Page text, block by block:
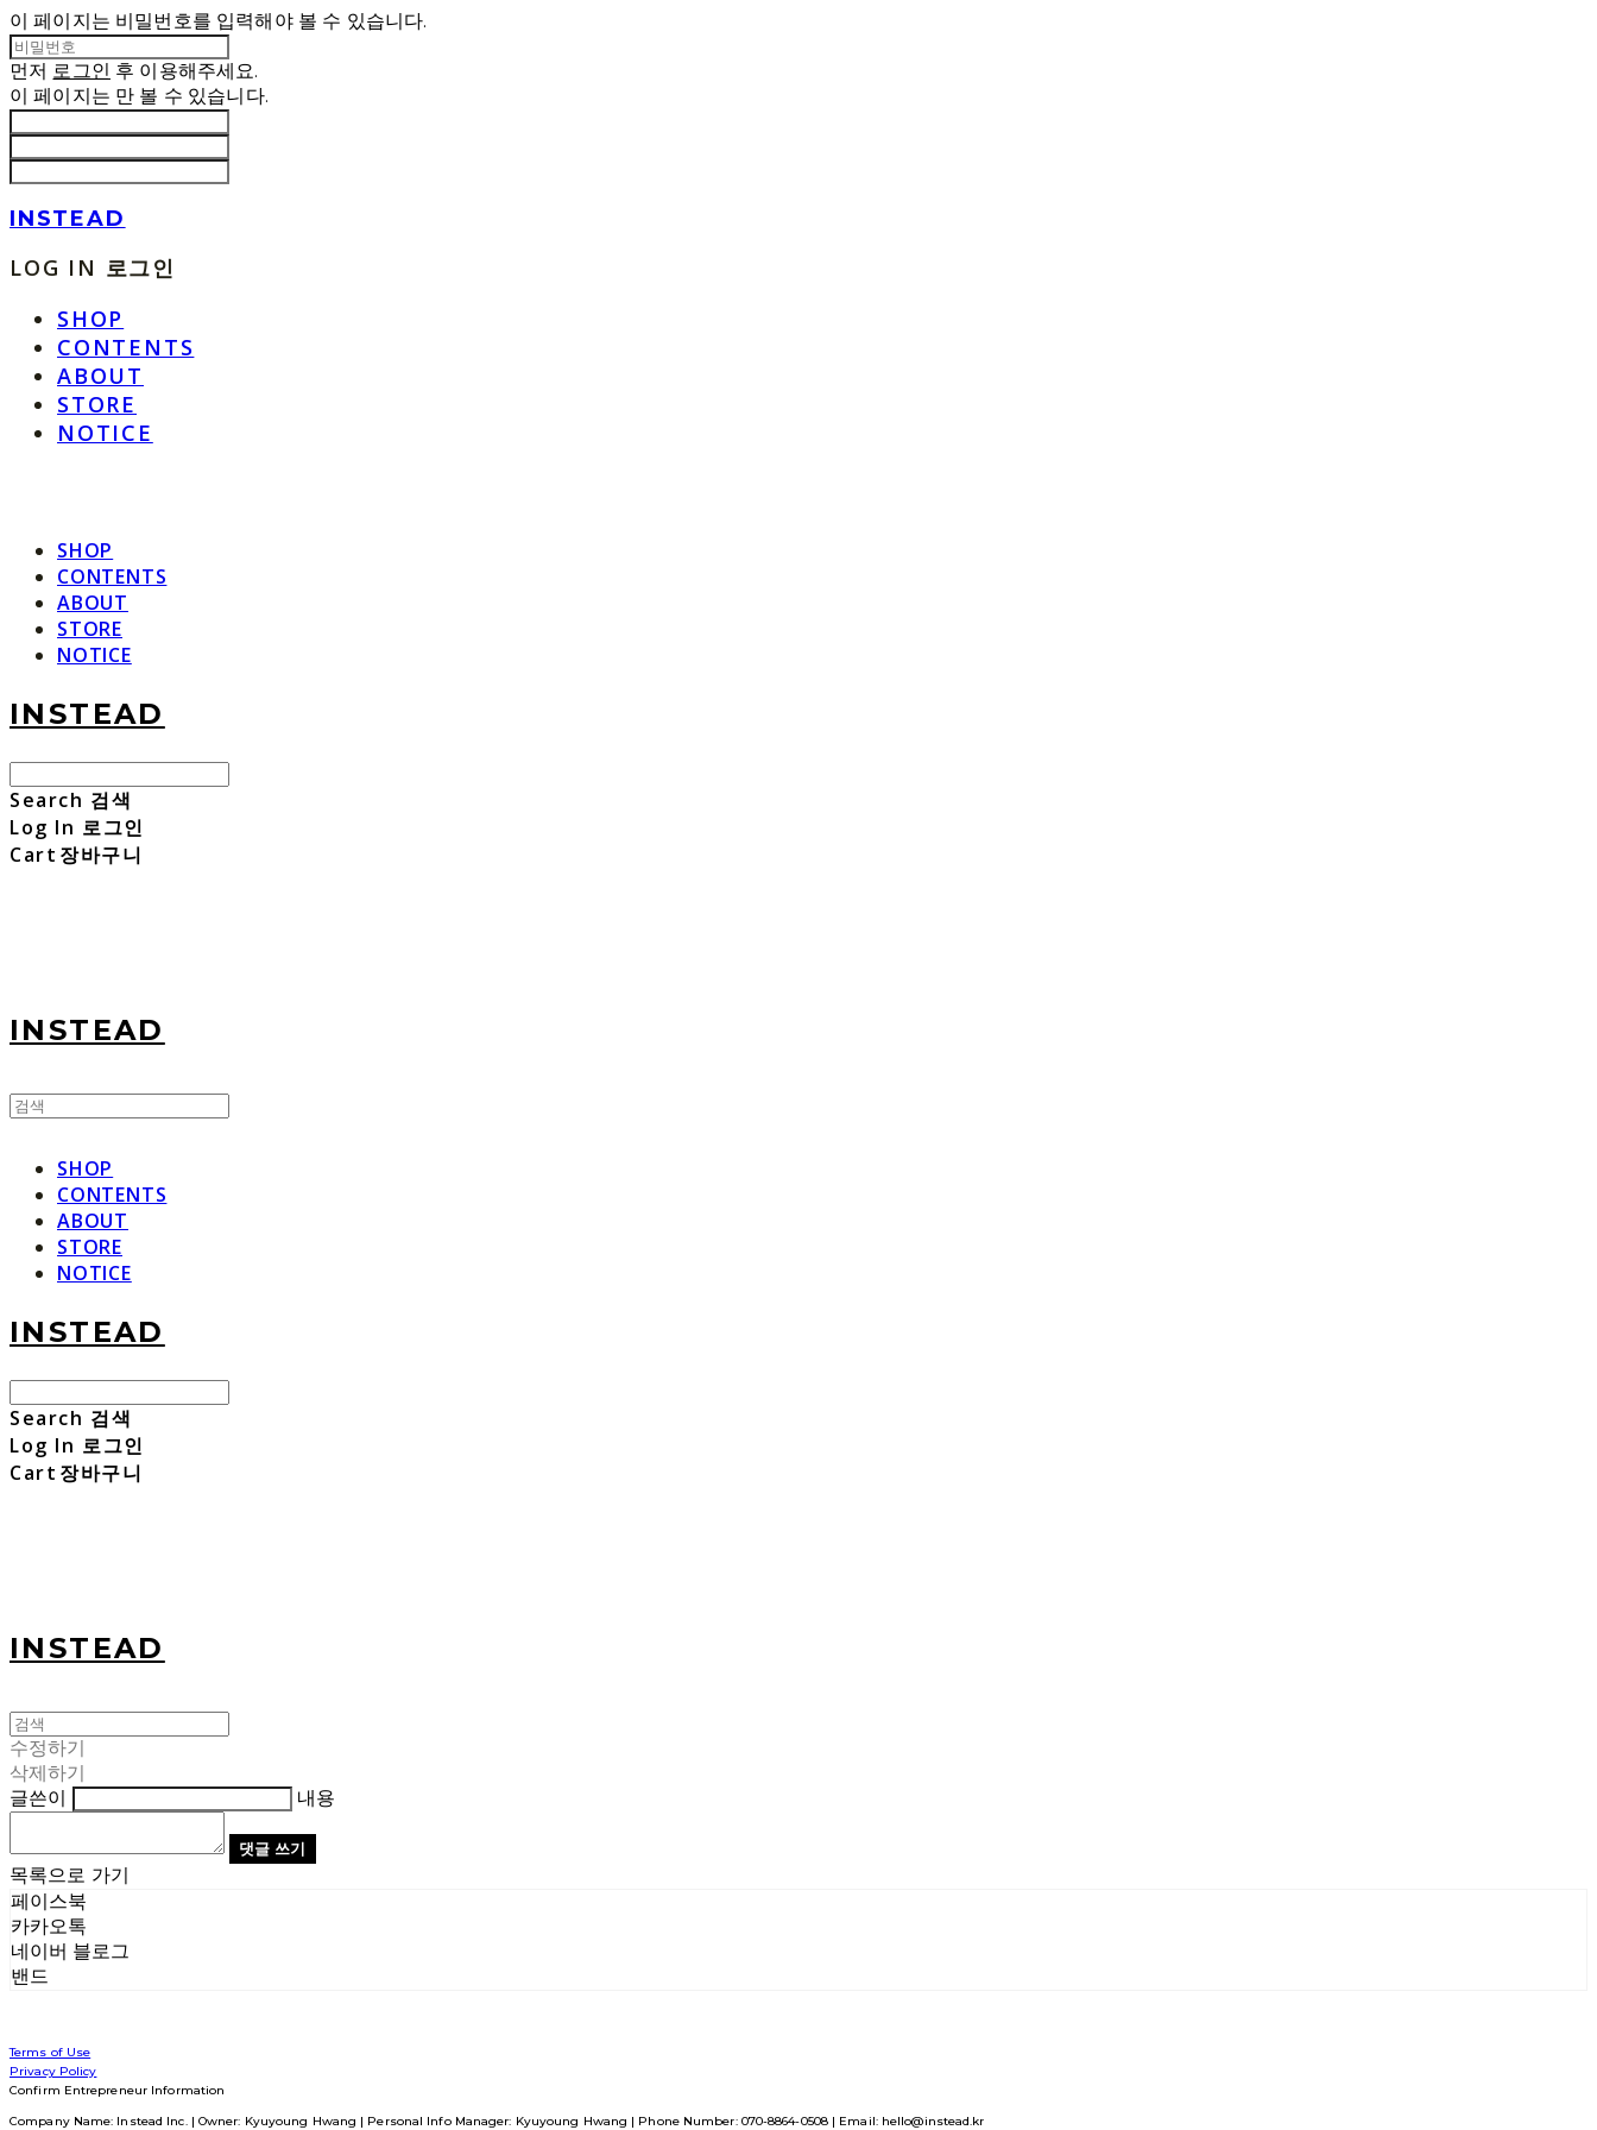
이 페이지는 비밀번호를 입력해야 볼 수 있습니다.
먼저 로그인 후 이용해주세요.
이 페이지는 만 볼 수 있습니다.
INSTEAD
LOG IN 로그인
SHOP
CONTENTS
ABOUT
STORE
NOTICE
SHOP
CONTENTS
ABOUT
STORE
NOTICE
INSTEAD
Search 검색
Log In 로그인
Cart 장바구니
INSTEAD
SHOP
CONTENTS
ABOUT
STORE
NOTICE
INSTEAD
Search 검색
Log In 로그인
Cart 장바구니
INSTEAD
수정하기
삭제하기
글쓴이
내용
댓글 쓰기
목록으로 가기
페이스북
카카오톡
네이버 블로그
밴드
Terms of Use
Privacy Policy
Confirm Entrepreneur Information
Company Name: Instead Inc. | Owner: Kyuyoung Hwang | Personal Info Manager: Kyuyoung Hwang | Phone Number: 070-8864-0508 | Email: hello@instead.kr